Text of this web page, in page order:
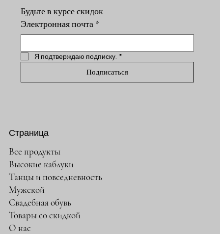
Будьте в курсе скидок
Электронная почта *
Я подтверждаю подписку. *
Подписаться
Страница
Все продукты
Высокие каблуки
Танцы и повседневность
Мужской
Свадебная обувь
Товары со скидкой
О нас